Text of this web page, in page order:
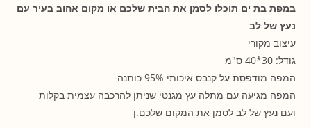
במפת בת ים תוכלו לסמן את הבית שלכם או מקום אהוב בעיר עם
נעץ של לב
עיצוב מקורי
גודל: 30*40 ס"מ
המפה מודפסת על קנבס איכותי 95% כותנה
המפה מגיעה עם מתלה עץ מגנטי שניתן להרכבה עצמית בקלות
ועם נעץ של לב לסמן את המקום שלכם.ן